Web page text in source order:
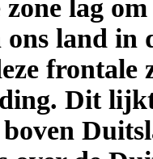
lag
ons land
Dit